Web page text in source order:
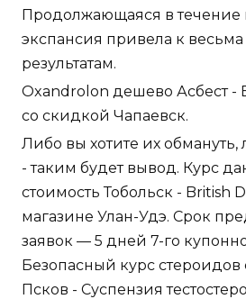
Продолжающаяся в течение
экспансия привела к
результатам.
Oxandrolon дешево Асбест -
со скидкой Чапаевск.
Либо вы хотите их обмануть,
- таким будет вывод. Курс
стоимость Тобольск - British
магазине Улан-Удэ. Срок
заявок — 5 дней 7-го
Безопасный курс стероидов
Псков - Суспензия